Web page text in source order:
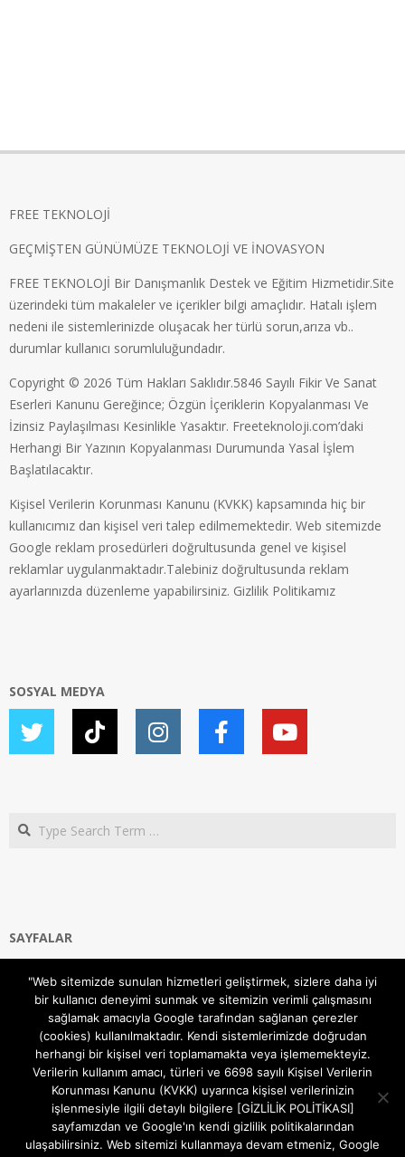
FREE TEKNOLOJİ
GEÇMİŞTEN GÜNÜMÜZE TEKNOLOJİ VE İNOVASYON
FREE TEKNOLOJİ Bir Danışmanlık Destek ve Eğitim Hizmetidir.Site
üzerindeki tüm makaleler ve içerikler bilgi amaçlıdır. Hatalı işlem
nedeni ile sistemlerinizde oluşacak her türlü sorun,arıza vb..
durumlar kullanıcı sorumluluğundadır.
Copyright © 2026 Tüm Hakları Saklıdır.5846 Sayılı Fikir Ve Sanat
Eserleri Kanunu Gereğince; Özgün İçeriklerin Kopyalanması Ve
İzinsiz Paylaşılması Kesinlikle Yasaktır. Freeteknoloji.com’daki
Herhangi Bir Yazının Kopyalanması Durumunda Yasal İşlem
Başlatılacaktır.
Kişisel Verilerin Korunması Kanunu (KVKK) kapsamında hiç bir
kullanıcımız dan kişisel veri talep edilmemektedir. Web sitemizde
Google reklam prosedürleri doğrultusunda genel ve kişisel
reklamlar uygulanmaktadır.Talebiniz doğrultusunda reklam
ayarlarınızda düzenleme yapabilirsiniz. Gizlilik Politikamız
SOSYAL MEDYA
Search
SAYFALAR
Gizlilik ve Çerezler (Cookies) Politikası
Hakkımızda
İletişim Kanalları
MODEM KURULUM
TEKNİK DESTEK
TELEVİZYON SİSTEMLERİ
"Web sitemizde sunulan hizmetleri geliştirmek, sizlere daha iyi
bir kullanıcı deneyimi sunmak ve sitemizin verimli çalışmasını
sağlamak amacıyla Google tarafından sağlanan çerezler
(cookies) kullanılmaktadır. Kendi sistemlerimizde doğrudan
herhangi bir kişisel veri toplamamakta veya işlememekteyiz.
Verilerin kullanım amacı, türleri ve 6698 sayılı Kişisel Verilerin
Korunması Kanunu (KVKK) uyarınca kişisel verilerinizin
işlenmesiyle ilgili detaylı bilgilere [GİZLİLİK POLİTİKASI]
sayfamızdan ve Google'ın kendi gizlilik politikalarından
ulaşabilirsiniz. Web sitemizi kullanmaya devam etmeniz, Google